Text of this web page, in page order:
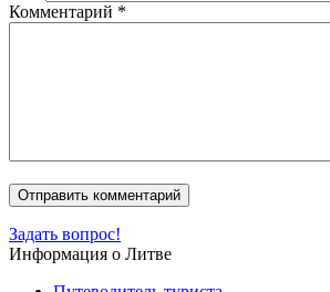
Комментарий *
Задать вопрос!
Информация о Литве